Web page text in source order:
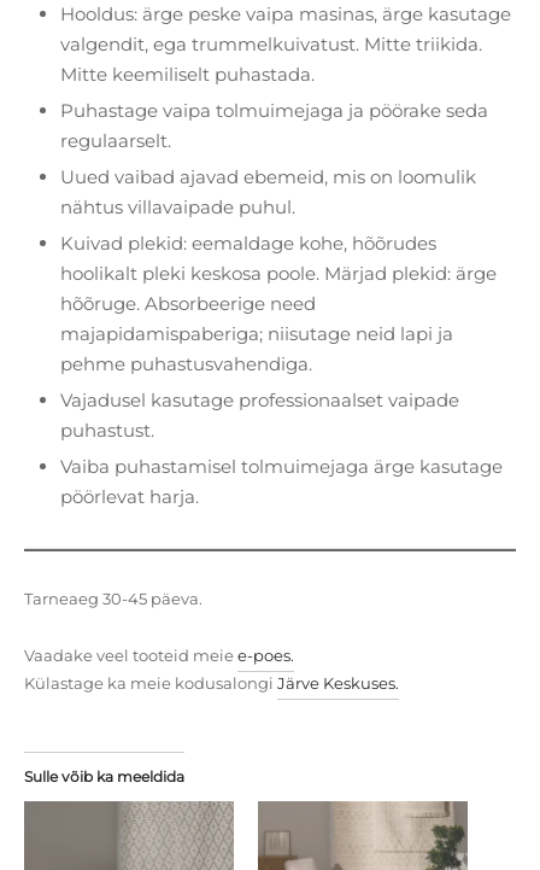
Hooldus: ärge peske vaipa masinas, ärge kasutage
valgendit, ega trummelkuivatust. Mitte triikida.
Mitte keemiliselt puhastada.
Puhastage vaipa tolmuimejaga ja pöörake seda
regulaarselt.
Uued vaibad ajavad ebemeid, mis on loomulik
nähtus villavaipade puhul.
Kuivad plekid: eemaldage kohe, hõõrudes
hoolikalt pleki keskosa poole. Märjad plekid: ärge
hõõruge. Absorbeerige need
majapidamispaberiga; niisutage neid lapi ja
pehme puhastusvahendiga.
Vajadusel kasutage professionaalset vaipade
puhastust.
Vaiba puhastamisel tolmuimejaga ärge kasutage
pöörlevat harja.
Tarneaeg 30-45 päeva.
Vaadake veel tooteid meiee-poes.
Külastage ka meie kodusalongi Järve Keskuses.
Sulle võib ka meeldida